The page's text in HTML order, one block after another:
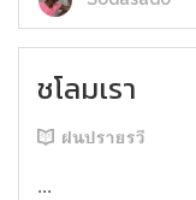
ชโลมเรา
ฝนปรายรวี
...